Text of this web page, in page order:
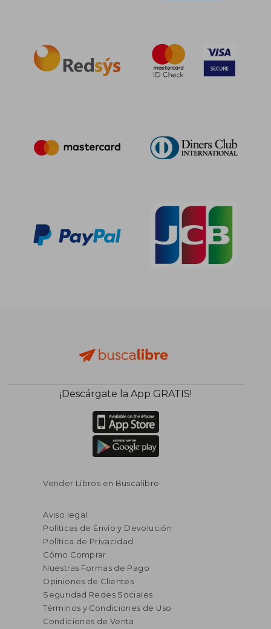
¡Descárgate la App GRATIS!
Vender Libros en Buscalibre
Aviso legal
Políticas de Envío y Devolución
Política de Privacidad
Cómo Comprar
Nuestras Formas de Pago
Opiniones de Clientes
Seguridad Redes Sociales
Términos y Condiciones de Uso
Condiciones de Venta